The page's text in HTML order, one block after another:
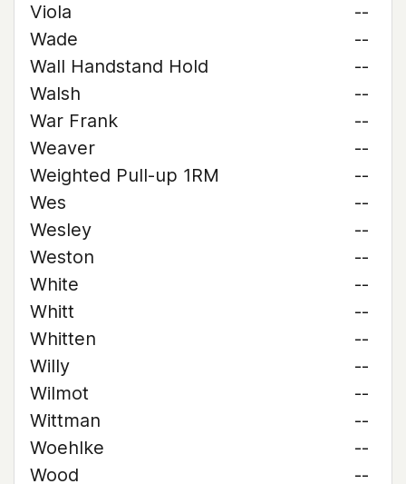
Viola
--
Wade
--
Wall Handstand Hold
--
Walsh
--
War Frank
--
Weaver
--
Weighted Pull-up 1RM
--
Wes
--
Wesley
--
Weston
--
White
--
Whitt
--
Whitten
--
Willy
--
Wilmot
--
Wittman
--
Woehlke
--
Wood
--